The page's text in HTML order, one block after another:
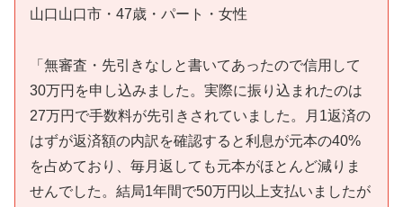
山口山口市・47歳・パート・女性
「無審査・先引きなしと書いてあったので信用して
30万円を申し込みました。実際に振り込まれたのは
27万円で手数料が先引きされていました。月1返済の
はずが返済額の内訳を確認すると利息が元本の40%
を占めており、毎月返しても元本がほとんど減りま
せんでした。結局1年間で50万円以上支払いましたが